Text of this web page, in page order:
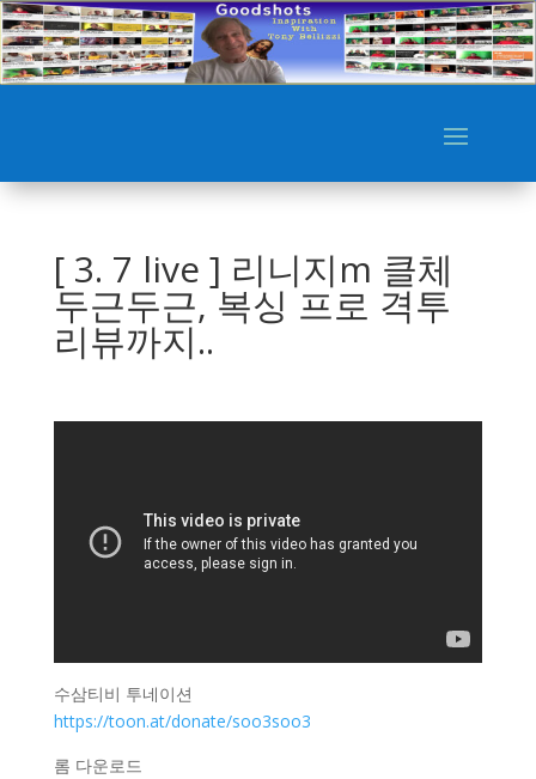
[ 3. 7 live ] 리니지m 클체
두근두근, 복싱 프로 격투
리뷰까지..
수삼티비 투네이션
https://toon.at/donate/soo3soo3
롬 다운로드